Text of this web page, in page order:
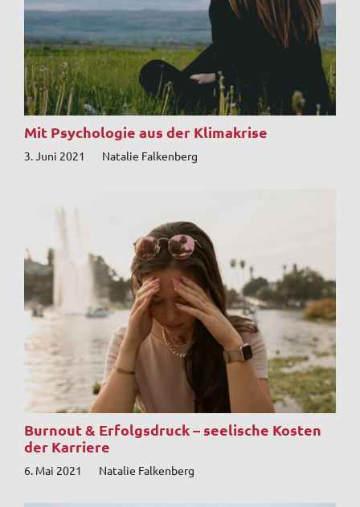
Mit Psychologie aus der Klimakrise
3. Juni 2021 Natalie Falkenberg
Burnout & Erfolgsdruck – seelische Kosten
der Karriere
6. Mai 2021 Natalie Falkenberg